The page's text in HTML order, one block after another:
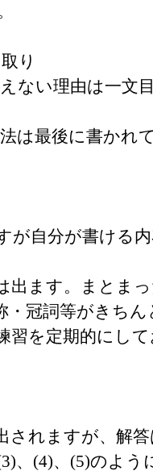
り
ない理由は一文
は最後に書かれ
が自分が書ける
出ます。まとま
・冠詞等がきち
習を定期的にし
されますが、解
、(4)、(5)のよう